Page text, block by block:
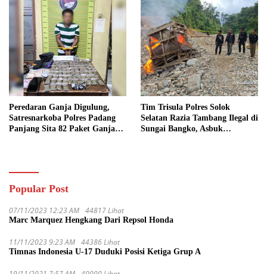
Peredaran Ganja Digulung,
Satresnarkoba Polres Padang
Panjang Sita 82 Paket Ganja
Tim Trisula Polres Solok
Selatan Razia Tambang Ilegal di
Sungai Bangko, Asbuk
Popular Post
07/11/2023 12:23 AM 44817 Lihat
Marc Marquez Hengkang Dari Repsol Honda
11/11/2023 9:23 AM 44386 Lihat
Timnas Indonesia U-17 Duduki Posisi Ketiga Grup A